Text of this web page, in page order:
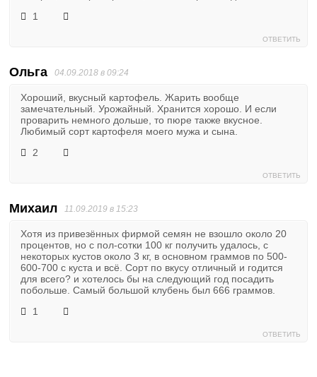
1
ОТВЕТИТЬ
Ольга 04.09.2018 в 09:24
Хороший, вкусный картофель. Жарить вообще
замечательный. Урожайный. Хранится хорошо. И если
проварить немного дольше, то пюре также вкусное.
Любимый сорт картофеля моего мужа и сына.
2
ОТВЕТИТЬ
Михаил 11.09.2019 в 15:23
Хотя из привезённых фирмой семян не взошло около 20
процентов, но с пол-сотки 100 кг получить удалось, с
некоторых кустов около 3 кг, в основном граммов по 500-
600-700 с куста и всё. Сорт по вкусу отличный и годится
для всего? и хотелось бы на следующий год посадить
побольше. Самый большой клубень был 666 граммов.
1
ОТВЕТИТЬ